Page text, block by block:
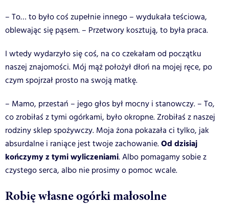
– To… to było coś zupełnie innego – wydukała teściowa,
oblewając się pąsem. – Przetwory kosztują, to była praca.
I wtedy wydarzyło się coś, na co czekałam od początku
naszej znajomości. Mój mąż położył dłoń na mojej ręce, po
czym spojrzał prosto na swoją matkę.
– Mamo, przestań – jego głos był mocny i stanowczy. – To,
co zrobiłaś z tymi ogórkami, było okropne. Zrobiłaś z naszej
rodziny sklep spożywczy. Moja żona pokazała ci tylko, jak
absurdalne i raniące jest twoje zachowanie.Od dzisiaj
kończymy z tymi wyliczeniami. Albo pomagamy sobie z
czystego serca, albo nie prosimy o pomoc wcale.
Robię własne ogórki małosolne